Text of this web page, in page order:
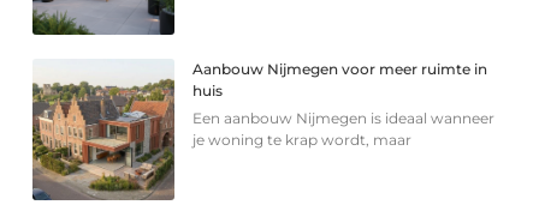
Aanbouw Nijmegen voor meer ruimte in
huis
Een aanbouw Nijmegen is ideaal wanneer
je woning te krap wordt, maar